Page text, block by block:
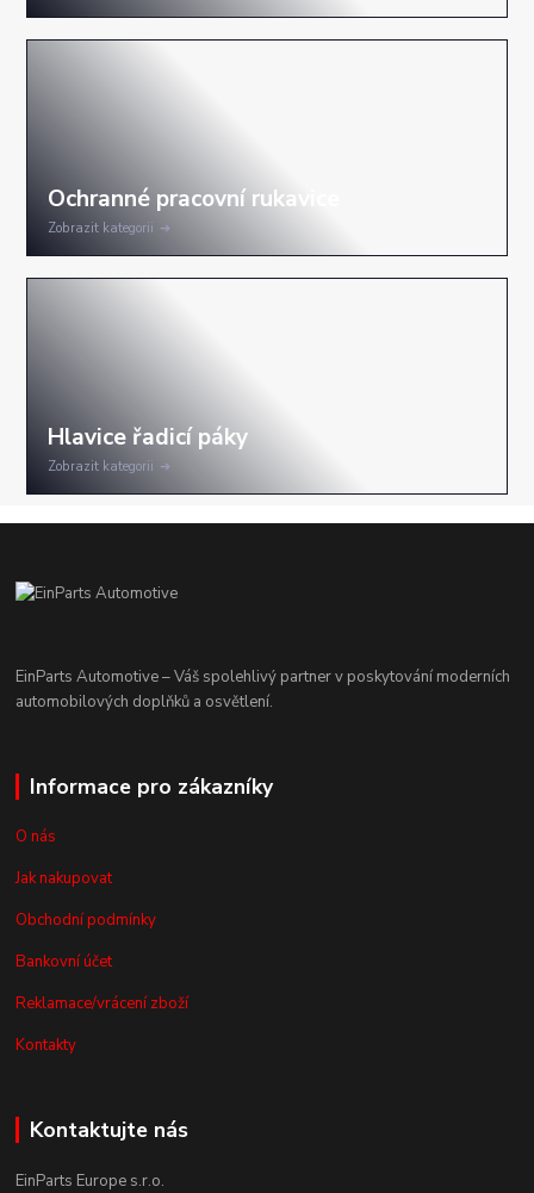
Zobrazit kategorii
Zobrazit kategorii
EinParts Automotive – Váš spolehlivý partner v poskytování moderních
automobilových doplňků a osvětlení.
Informace pro zákazníky
O nás
Jak nakupovat
Obchodní podmínky
Bankovní účet
Reklamace/vrácení zboží
Kontakty
Kontaktujte nás
EinParts Europe s.r.o.